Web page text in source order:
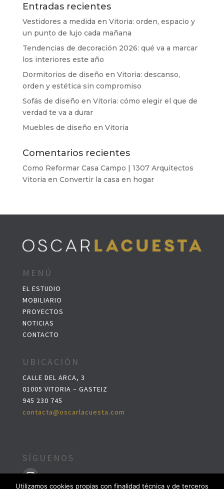
Entradas recientes
Vestidores a medida en Vitoria: orden, espacio y
un punto de lujo cada mañana
Tendencias de decoración 2026: qué va a marcar
los interiores este año
Dormitorios de diseño en Vitoria: descanso,
orden y estética sin compromiso
Sofás de diseño en Vitoria: cómo elegir el que de
verdad te va a durar
Muebles de diseño en Vitoria
Comentarios recientes
Como Reformar Casa Campo | 1307 Arquitectos
Vitoria en Convertir la casa en hogar
MENÚ
EL ESTUDIO
MOBILIARIO
PROYECTOS
NOTICIAS
CONTACTO
UBICACIÓN
CALLE DEL ARCA, 3
01005 VITORIA – GASTEIZ
945 230 745
contacta@oscarlacuesta.com
SÍGUENOS
Utilizamos cookies propias con finalidad técnica y de terceros